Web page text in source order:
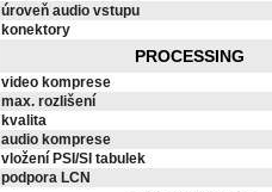
úroveň audio vstupu
konektory
PROCESSING
video komprese
max. rozlišení
kvalita
audio komprese
vložení PSI/SI tabulek
podpora LCN